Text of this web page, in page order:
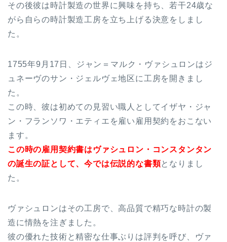
その後彼は時計製造の世界に興味を持ち、若干24歳な
がら自らの時計製造工房を立ち上げる決意をしまし
た。
1755年9月17日、ジャン＝マルク・ヴァシュロンはジ
ュネーヴのサン・ジェルヴェ地区に工房を開きまし
た。
この時、彼は初めての見習い職人としてイザヤ・ジャ
ン・フランソワ・エティエを雇い雇用契約をおこない
ます。
この時の雇用契約書はヴァシュロン・コンスタンタン
の誕生の証として、今では伝説的な書類となりまし
た。
ヴァシュロンはその工房で、高品質で精巧な時計の製
造に情熱を注ぎました。
彼の優れた技術と精密な仕事ぶりは評判を呼び、ヴァ